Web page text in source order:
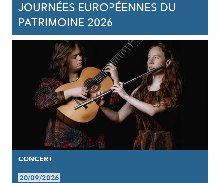
JOURNÉES EUROPÉENNES DU
PATRIMOINE 2026
CONCERT
20/09/2026